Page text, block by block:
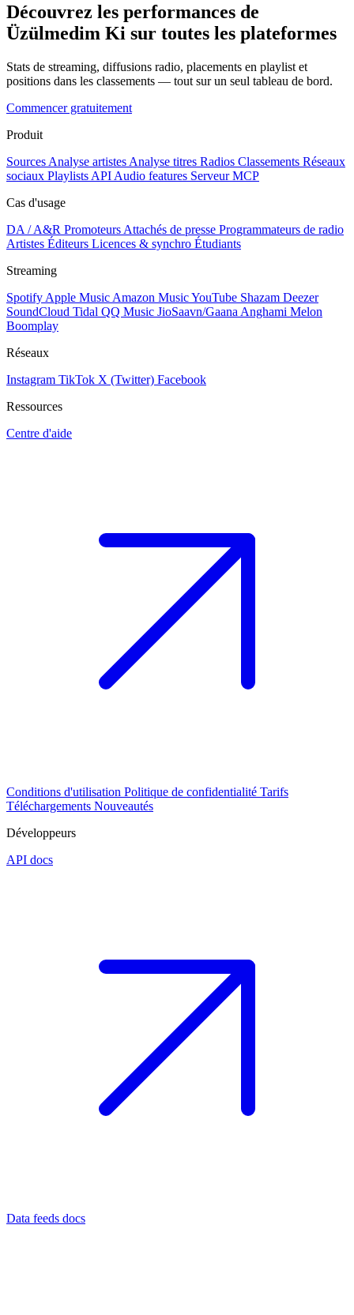
Découvrez les performances de
Üzülmedim Ki sur toutes les plateformes
Stats de streaming, diffusions radio, placements en playlist et
positions dans les classements — tout sur un seul tableau de bord.
Commencer gratuitement
Produit
Sources Analyse artistes Analyse titres Radios Classements Réseaux
sociaux Playlists API Audio features Serveur MCP
Cas d'usage
DA / A&R Promoteurs Attachés de presse Programmateurs de radio
Artistes Éditeurs Licences & synchro Étudiants
Streaming
Spotify Apple Music Amazon MusicYouTube Shazam Deezer
SoundCloud Tidal QQ Music JioSaavn/Gaana Anghami Melon
Boomplay
Réseaux
Instagram TikTok X (Twitter) Facebook
Ressources
Centre d'aide
Conditions d'utilisation Politique de confidentialité Tarifs
Téléchargements Nouveautés
Développeurs
API docs
Data feeds docs